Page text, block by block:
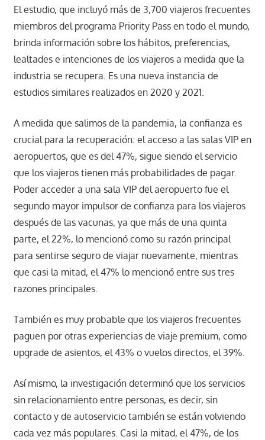
El estudio, que incluyó más de 3,700 viajeros frecuentes
miembros del programa Priority Pass en todo el mundo,
brinda información sobre los hábitos, preferencias,
lealtades e intenciones de los viajeros a medida que la
industria se recupera. Es una nueva instancia de
estudios similares realizados en 2020 y 2021.
A medida que salimos de la pandemia, la confianza es
crucial para la recuperación: el acceso a las salas VIP en
aeropuertos, que es del 47%, sigue siendo el servicio
que los viajeros tienen más probabilidades de pagar.
Poder acceder a una sala VIP del aeropuerto fue el
segundo mayor impulsor de confianza para los viajeros
después de las vacunas, ya que más de una quinta
parte, el 22%, lo mencionó como su razón principal
para sentirse seguro de viajar nuevamente, mientras
que casi la mitad, el 47% lo mencionó entre sus tres
razones principales.
También es muy probable que los viajeros frecuentes
paguen por otras experiencias de viaje premium, como
upgrade de asientos, el 43% o vuelos directos, el 39%.
Así mismo, la investigación determinó que los servicios
sin relacionamiento entre personas, es decir, sin
contacto y de autoservicio también se están volviendo
cada vez más populares. Casi la mitad, el 47%, de los